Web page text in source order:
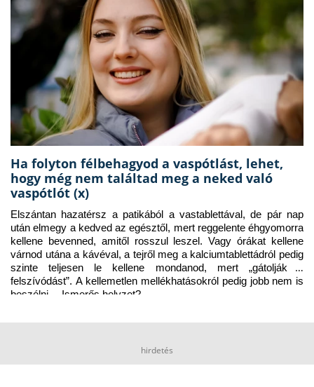
Ha folyton félbehagyod a vaspótlást, lehet,
hogy még nem találtad meg a neked való
vaspótlót (x)
Elszántan hazatérsz a patikából a vastablettával, de pár nap
után elmegy a kedved az egésztől, mert reggelente éhgyomorra
kellene bevenned, amitől rosszul leszel. Vagy órákat kellene
várnod utána a kávéval, a tejről meg a kalciumtablettádról pedig
szinte teljesen le kellene mondanod, mert „gátolják a
felszívódást”. A kellemetlen mellékhatásokról pedig jobb nem is
beszélni… Ismerős helyzet?
hirdetés